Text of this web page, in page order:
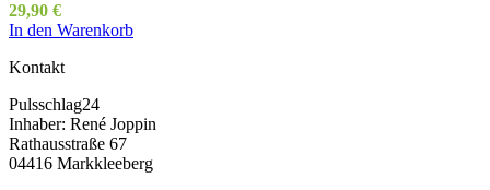
29,90 €
In den Warenkorb
Kontakt
Pulsschlag24
Inhaber: René Joppin
Rathausstraße 67
04416 Markkleeberg